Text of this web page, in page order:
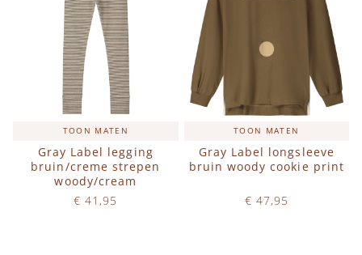
TOON MATEN
Gray Label legging
bruin/creme strepen
woody/cream
€ 41,95
TOON MATEN
Gray Label longsleeve
bruin woody cookie print
€ 47,95